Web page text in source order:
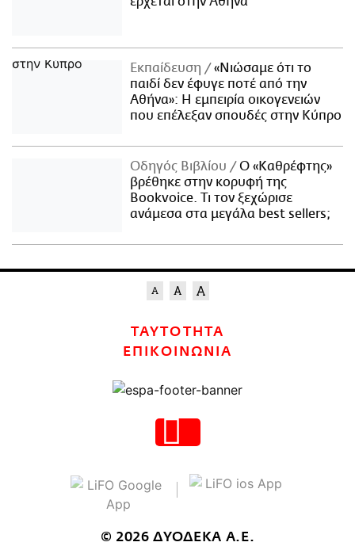
Εκπαίδευση
«Νιώσαμε ότι το
παιδί δεν έφυγε ποτέ από την
Αθήνα»: Η εμπειρία οικογενειών
που επέλεξαν σπουδές στην Κύπρο
Οδηγός Βιβλίου
Ο «Καθρέφτης»
βρέθηκε στην κορυφή της
Bookvoice. Τι τον ξεχώρισε
ανάμεσα στα μεγάλα best sellers;
ΤΑΥΤΟΤΗΤΑ
ΕΠΙΚΟΙΝΩΝΙΑ
© 2026 ΔΥΟΔΕΚΑ Α.Ε.